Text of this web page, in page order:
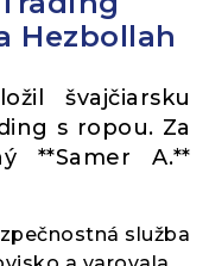
Hezbollah
švajčiarsku
s ropou. Za
**Samer A.**
služba